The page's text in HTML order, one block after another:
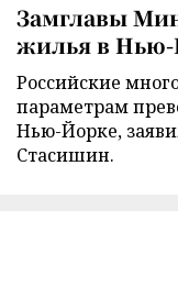
Замглавы
жилья в Нью-
Российские
параметрам
Нью-Йорке,
Стасишин.